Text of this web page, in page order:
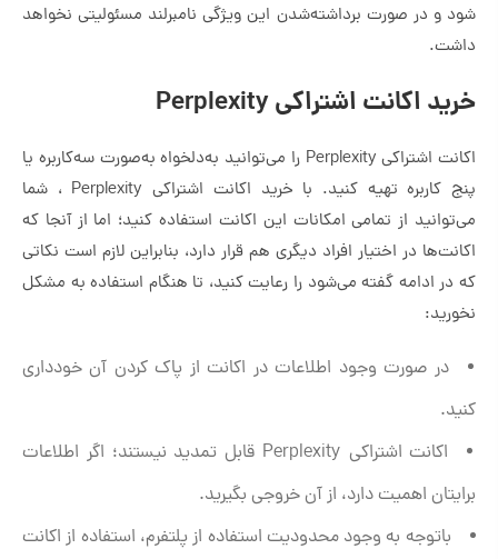
شود و در صورت برداشته‌شدن این ویژگی نامبرلند مسئولیتی نخواهد
داشت.
خرید اکانت اشتراکی Perplexity
اکانت اشتراکی Perplexity را می‌توانید به‌دلخواه به‌صورت سه‌کاربره یا
پنج کاربره تهیه کنید. با خرید اکانت اشتراکی Perplexity ، شما
می‌توانید از تمامی امکانات این اکانت استفاده کنید؛ اما از آنجا که
اکانت‌ها در اختیار افراد دیگری هم قرار دارد، بنابراین لازم است نکاتی
که در ادامه گفته می‌شود را رعایت کنید، تا هنگام استفاده به مشکل
نخورید:
در صورت وجود اطلاعات در اکانت از پاک کردن آن خودداری
کنید.
اکانت اشتراکی Perplexity قابل تمدید نیستند؛ اگر اطلاعات
برایتان اهمیت دارد، از آن خروجی بگیرید.
باتوجه به وجود محدودیت استفاده از پلتفرم، استفاده از اکانت